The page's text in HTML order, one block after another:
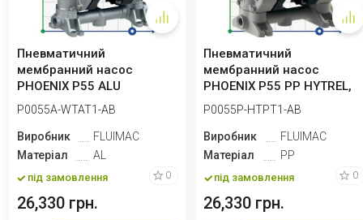
Пневматичний
мембранний насос
PHOENIX P55 ALU
SANTOPRENE, 55 л/хв для
клею
P0055A-WTAT1-AB
Виробник
FLUIMAC
Матеріал
AL
під замовлення 0
26,330 грн.
Пневматичний
мембранний насос
PHOENIX P55 PP HYTREL,
55 л/хв для коагулянту
P0055P-HTPT1-AB
Виробник
FLUIMAC
Матеріал
PP
під замовлення 0
26,330 грн.